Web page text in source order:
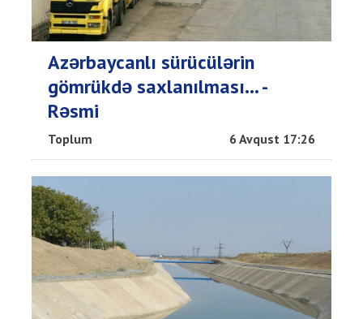
Azərbaycanlı sürücülərin
gömrükdə saxlanılması... -
Rəsmi
Toplum 6 Avqust 17:26